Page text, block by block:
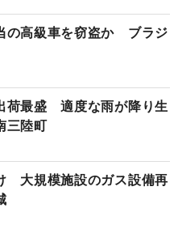
の高級車を窃盗か ブラジ
荷最盛 適度な雨が降り生
三陸町
大規模施設のガス設備再